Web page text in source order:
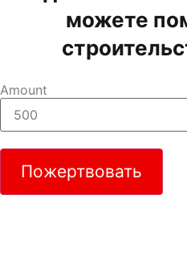
можете
Amount
Пожертвовать